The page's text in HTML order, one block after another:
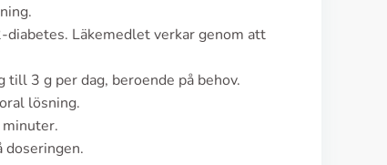
diabetes. Läkemedlet verkar genom att
till 3 g per dag, beroende på behov.
lösning.
doseringen.